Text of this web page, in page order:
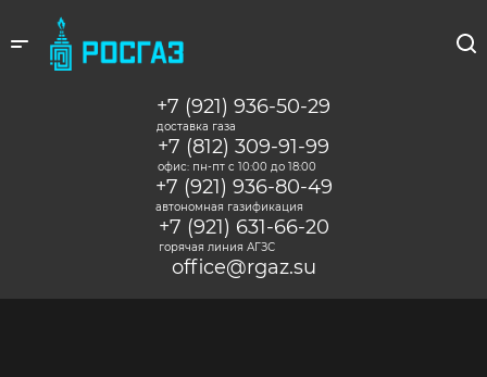
+7 (921) 936-50-29
доставка газа
+7 (812) 309-91-99
офис: пн-пт c 10:00 до 18:00
+7 (921) 936-80-49
автономная газификация
+7 (921) 631-66-20
горячая линия АГЗС
office@rgaz.su